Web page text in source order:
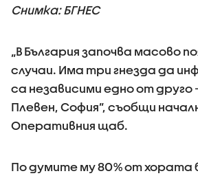
Снимка: БГНЕС
„В България започва масово
случаи. Има три гнезда да
са независими едно от друго
Плевен, София”, съобщи
Оперативния щаб.
По думите му 80% от хората